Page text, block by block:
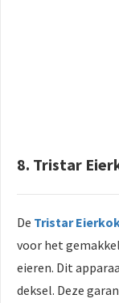
8. Tristar
De Tristar
voor het
eieren. Dit
deksel. Deze